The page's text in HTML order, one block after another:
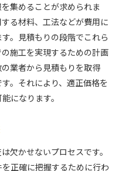
集めることが求められま
る材料、工法などが費用に
。見積もりの段階でこれら
施工を実現するための計画
業者から見積もりを取得
。それにより、適正価格を
になります。
欠かせないプロセスです。
正確に把握するために行わ